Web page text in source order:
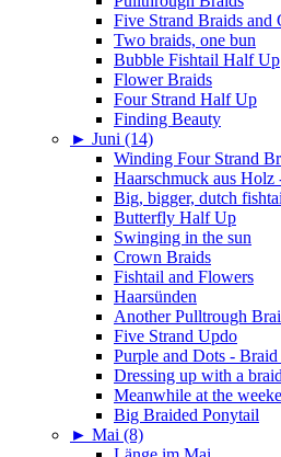
Five Strand Braids and
Two braids, one bun
Bubble Fishtail Half Up
Flower Braids
Four Strand Half Up
Finding Beauty
► Juni (14)
Winding Four Strand
Haarschmuck aus Holz
Big, bigger, dutch
Butterfly Half Up
Swinging in the sun
Crown Braids
Fishtail and Flowers
Haarsünden
Another Pulltrough
Five Strand Updo
Purple and Dots -
Dressing up with a braid
Meanwhile at the
Big Braided Ponytail
► Mai (8)